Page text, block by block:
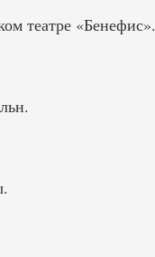
театре «Бенефис».